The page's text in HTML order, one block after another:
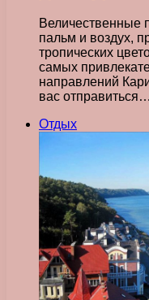
Величественные
пальм и воздух,
тропических
самых
направлений
вас отправиться…
Отдых